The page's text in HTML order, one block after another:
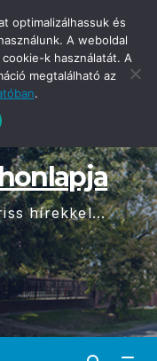
hírekkel...
optimalizálhassuk és
A weboldal
k használatát. A
megtalálható az
.